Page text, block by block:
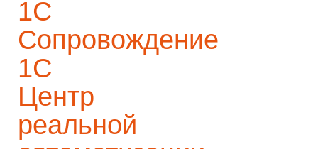
1С
Сопровождение
1С
Центр
реальной